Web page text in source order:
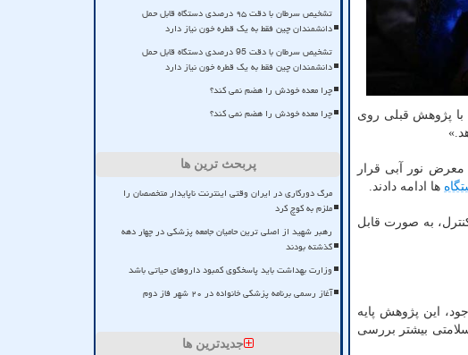
با پژوهش قبلی روی
سه گروه مساوی تقسیم شدند و دو گروه از آنها شش یا ۱۲ ساعت در معرض نور آبی قرار
ها ادامه دادند.
به صورت قابل
این پژوهش پایه
بیشتر بررسی
تشخیص سرطان با دقت ۹۵ درصدی دستگاه قابل حمل
دانشمندان چین فقط به یک قطره خون نیاز دارد
تشخیص سرطان با دقت 95 درصدی دستگاه قابل حمل
دانشمندان چین فقط به یک قطره خون نیاز دارد
چرا معده خودش را هضم نمی کند؟
چرا معده خودش را هضم نمی کند؟
پربحث ترین ها
مرگ دورکاری در ایران وقتی اینترنت ناپایدار متخصصان را
ملزم به کوچ کرد
رهبر شهید از اصلی ترین حامیان جامعه پزشکی در چهار دهه
گذشته بودند
وزارت بهداشت باید پاسخگوی کمبود داروهای حیاتی باشد
آغاز رسمی برنامه پزشکی خانواده در ۲۰ شهر فاز دوم
جدیدترین ها